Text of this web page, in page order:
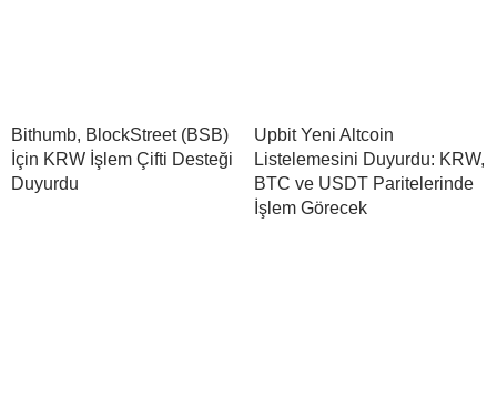
Bithumb, BlockStreet (BSB)
İçin KRW İşlem Çifti Desteği
Duyurdu
Upbit Yeni Altcoin
Listelemesini Duyurdu: KRW,
BTC ve USDT Paritelerinde
İşlem Görecek